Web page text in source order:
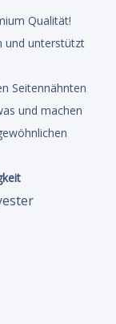
Qualität!
und unterstützt
Seitennähnten
und machen